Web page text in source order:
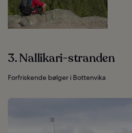
3. Nallikari-stranden
Forfriskende bølger i Bottenvika